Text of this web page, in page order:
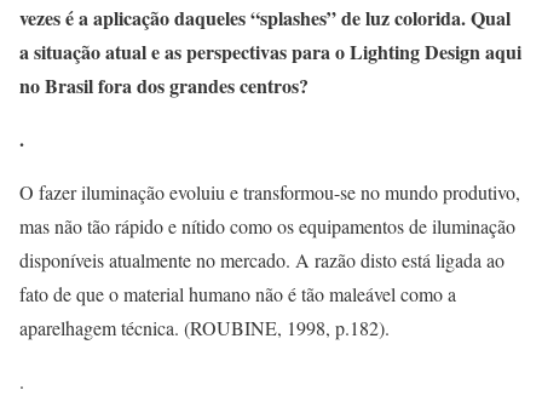
vezes é a aplicação daqueles “splashes” de luz colorida. Qual
a situação atual e as perspectivas para o Lighting Design aqui
no Brasil fora dos grandes centros?
.
O fazer iluminação evoluiu e transformou-se no mundo produtivo,
mas não tão rápido e nítido como os equipamentos de iluminação
disponíveis atualmente no mercado. A razão disto está ligada ao
fato de que o material humano não é tão maleável como a
aparelhagem técnica. (ROUBINE, 1998, p.182).
.